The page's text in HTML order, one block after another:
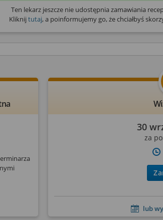
Ten lekarz jeszcze nie udostępnia zamawiania
Kliknij tutaj, a poinformujemy go, że chciałbyś
30
za
lub